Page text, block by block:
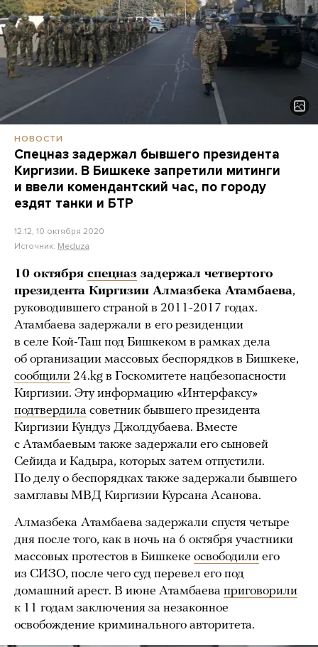
НОВОСТИ
Спецназ задержал бывшего президента
Киргизии. В Бишкеке запретили митинги
и ввели комендантский час, по городу
ездят танки и БТР
12:12, 10 октября 2020
Источник: Meduza
10 октября спецназ задержал четвертого
президента Киргизии Алмазбека Атамбаева,
руководившего страной в 2011-2017 годах.
Атамбаева задержали в его резиденции
в селе Кой-Таш под Бишкеком в рамках дела
об организации массовых беспорядков в Бишкеке,
сообщили 24.kg в Госкомитете нацбезопасности
Киргизии. Эту информацию «Интерфаксу»
подтвердила советник бывшего президента
Киргизии Кундуз Джолдубаева. Вместе
с Атамбаевым также задержали его сыновей
Сейида и Кадыра, которых затем отпустили.
По делу о беспорядках также задержали бывшего
замглавы МВД Киргизии Курсана Асанова.
Алмазбека Атамбаева задержали спустя четыре
дня после того, как в ночь на 6 октября участники
массовых протестов в Бишкеке освободили его
из СИЗО, после чего суд перевел его под
домашний арест. В июне Атамбаева приговорили
к 11 годам заключения за незаконное
освобождение криминального авторитета.